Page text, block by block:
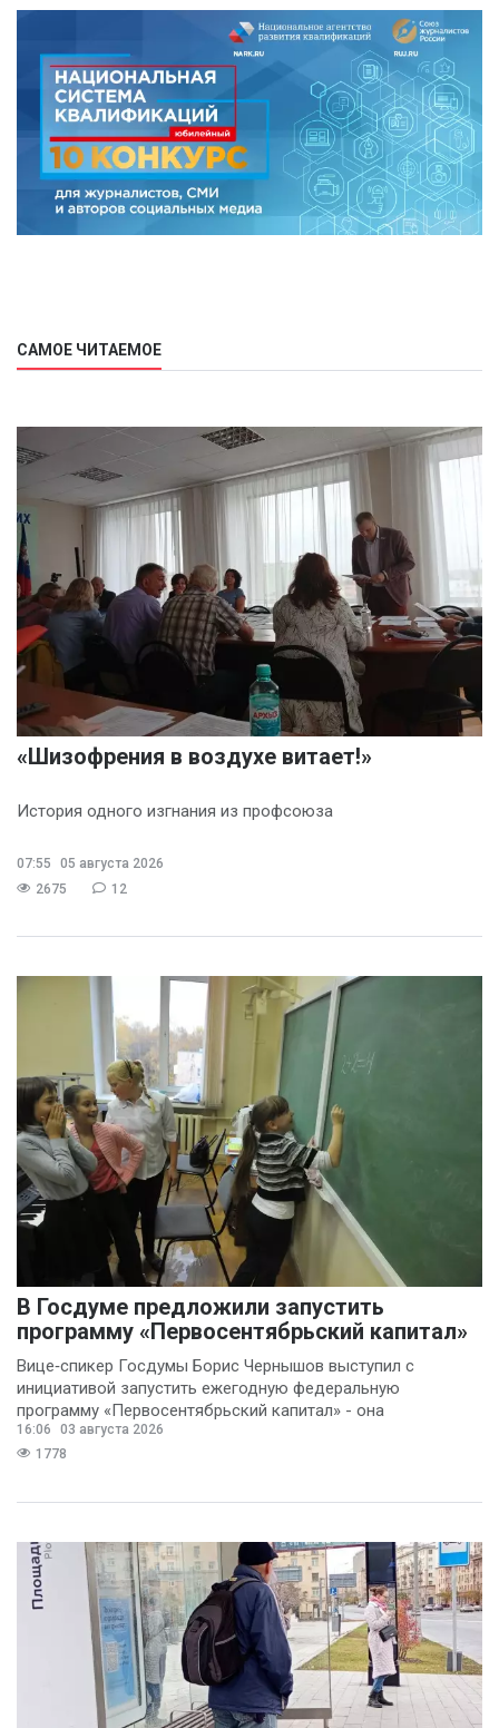
САМОЕ ЧИТАЕМОЕ
«Шизофрения в воздухе витает!»
История одного изгнания из профсоюза
07:55
05 августа 2026
2675
12
В Госдуме предложили запустить
программу «Первосентябрьский капитал»
Вице‑спикер Госдумы Борис Чернышов выступил с
инициативой запустить ежегодную федеральную
программу «Первосентябрьский капитал» - она
предполагает
16:06
03 августа 2026
1778